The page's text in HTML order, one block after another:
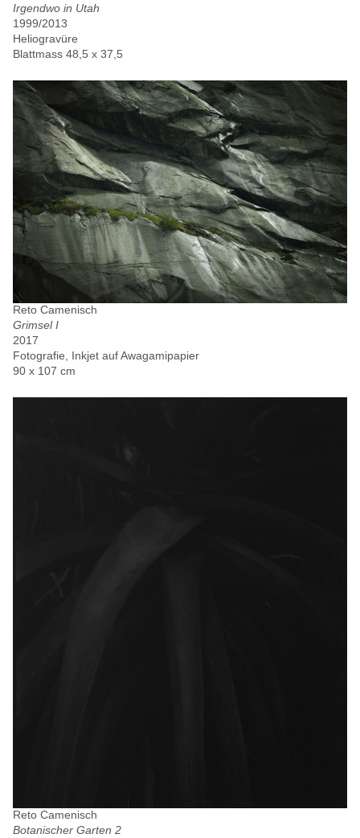
Irgendwo in Utah
1999/2013
Heliogravüre
Blattmass 48,5 x 37,5
Reto Camenisch
Grimsel I
2017
Fotografie, Inkjet auf Awagamipapier
90 x 107 cm
Reto Camenisch
Botanischer Garten 2